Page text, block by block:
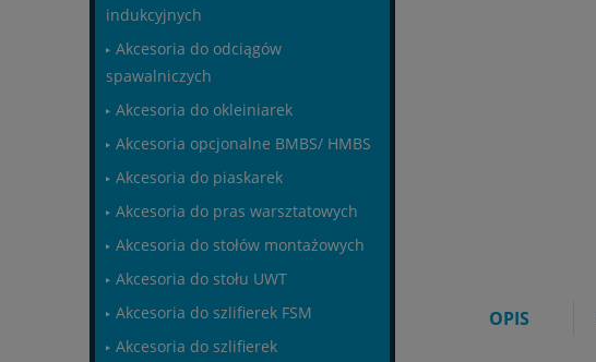
indukcyjnych
Akcesoria do odciągów
spawalniczych
Akcesoria do okleiniarek
Akcesoria opcjonalne BMBS/ HMBS
Akcesoria do piaskarek
Akcesoria do pras warsztatowych
Akcesoria do stołów montażowych
Akcesoria do stołu UWT
Akcesoria do szlifierek FSM
Akcesoria do szlifierek
OPIS